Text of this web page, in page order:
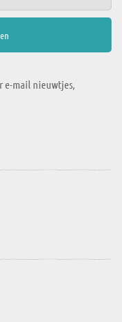
e-mail nieuwtjes,